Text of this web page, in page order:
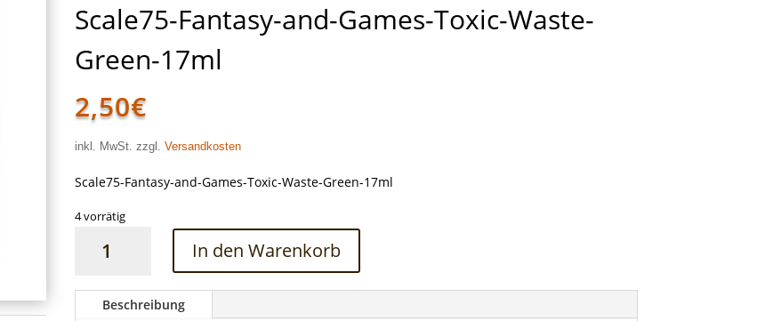
Scale75-Fantasy-and-Games-Toxic-Waste-
Green-17ml
2,50€
inkl. MwSt. zzgl.Versandkosten
Scale75-Fantasy-and-Games-Toxic-Waste-Green-17ml
4 vorrätig
Fantasy-
Games-
In den Warenkorb
Beschreibung